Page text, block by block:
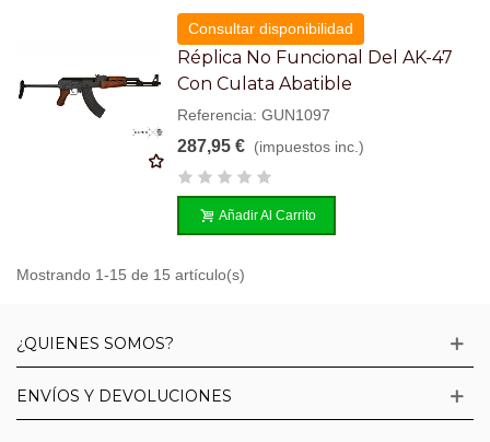
Consultar disponibilidad
Réplica No Funcional Del AK-47
Con Culata Abatible
Referencia: GUN1097
287,95 € (impuestos inc.)
Añadir Al Carrito
Mostrando 1-15 de 15 artículo(s)
¿QUIENES SOMOS?
ENVÍOS Y DEVOLUCIONES